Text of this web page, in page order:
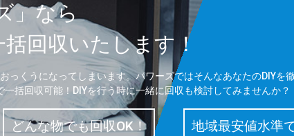
」なら
回収いたします！
っくうになってしまいます。パワーズではそんなあなたのDIYを
括回収可能！DIYを行う時に一緒に回収も検討してみませんか？
どんな物でも回収OK！ 地域最安値水準